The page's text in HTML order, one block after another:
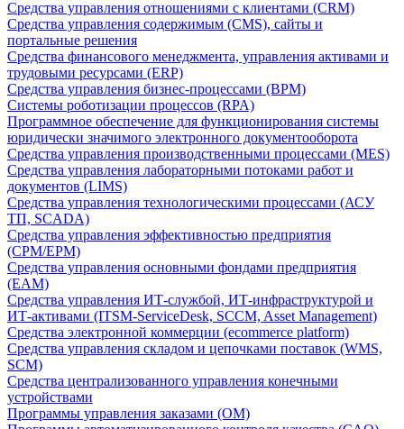
Средства управления отношениями с клиентами (CRM)
Средства управления содержимым (CMS), сайты и
портальные решения
Средства финансового менеджмента, управления активами и
трудовыми ресурсами (ERP)
Средства управления бизнес-процессами (BPM)
Системы роботизации процессов (RPA)
Программное обеспечение для функционирования системы
юридически значимого электронного документооборота
Средства управления производственными процессами (MES)
Средства управления лабораторными потоками работ и
документов (LIMS)
Средства управления технологическими процессами (АСУ
ТП, SCADA)
Средства управления эффективностью предприятия
(CPM/EPM)
Средства управления основными фондами предприятия
(EAM)
Средства управления ИТ-службой, ИТ-инфраструктурой и
ИТ-активами (ITSM-ServiceDesk, SCCM, Asset Management)
Средства электронной коммерции (ecommerce platform)
Средства управления складом и цепочками поставок (WMS,
SCM)
Средства централизованного управления конечными
устройствами
Программы управления заказами (OM)